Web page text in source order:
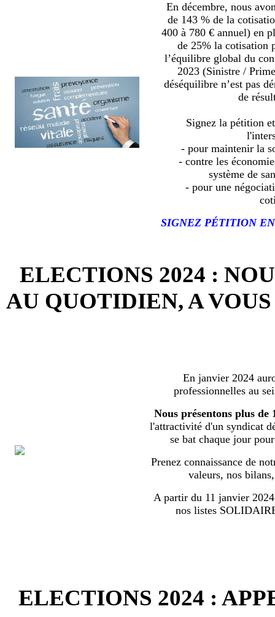
En décembre, nous
de 143 % de la
400 à 780 € annuel) en
de 25% la cotisation
l’équilibre global du
2023 (Sinistre /
déséquilibre n’est pas
de
Signez la pétition
- pour maintenir la
- contre les
système de
- pour une
SIGNEZ PÉTITION
ELECTIONS 2024 :
AU QUOTIDIEN, A
En janvier 2024
professionnelles au
Nous présentons plus de
l'attractivité d'un syndicat
se bat chaque jour
Prenez connaissance de
valeurs, nos
A partir du 11 janvier
nos listes
ELECTIONS 2024 :